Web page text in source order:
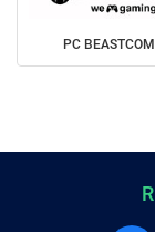
PC BEASTCOM